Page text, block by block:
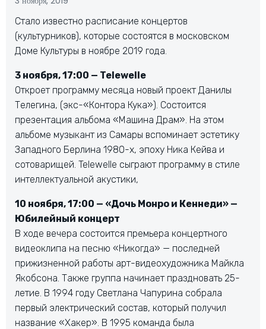
Стало известно расписание концертов
(культурников), которые состоятся в московском
Доме Культуры в ноябре 2019 года.
3 ноября, 17:00 — Telewelle
Откроет программу месяца новый проект Данилы
Телегина, (экс-«Контора Кука»). Состоится
презентация альбома «Машина Драм». На этом
альбоме музыкант из Самары вспоминает эстетику
Западного Берлина 1980-х, эпоху Ника Кейва и
сотоварищей. Telewelle сыграют программу в стиле
интеллектуальной акустики,
10 ноября, 17:00 — «Дочь Монро и Кеннеди» —
Юбилейный концерт
В ходе вечера состоится премьера концертного
видеоклипа на песню «Никогда» — последней
прижизненной работы арт-видеохудожника Майкла
Якобсона. Также группа начинает праздновать 25-
летие. В 1994 году Светлана Чапурина собрала
первый электрический состав, который получил
название «Хакер». В 1995 команда была